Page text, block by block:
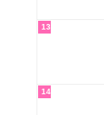
13
14